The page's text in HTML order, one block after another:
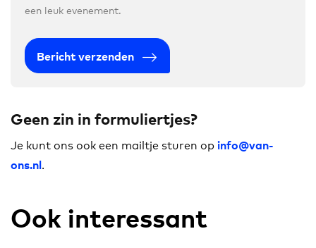
een leuk evenement.
Bericht verzenden
Geen zin in formuliertjes?
Je kunt ons ook een mailtje sturen op info@van-
ons.nl.
Ook interessant